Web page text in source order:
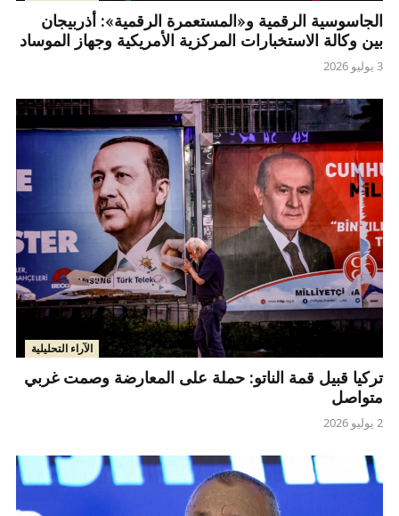
الجاسوسية الرقمية و«المستعمرة الرقمية»: أذربيجان
بين وكالة الاستخبارات المركزية الأمريكية وجهاز الموساد
3 يوليو 2026
الآراء التحليلية
تركيا قبيل قمة الناتو: حملة على المعارضة وصمت غربي
متواصل
2 يوليو 2026